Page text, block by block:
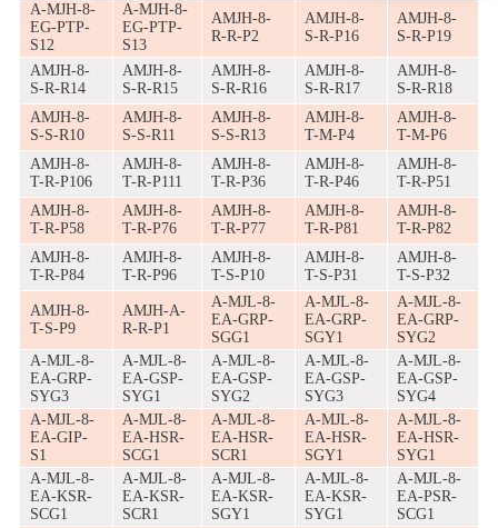
A-MJH-8-
EG-PTP-
S12
A-MJH-8-
EG-PTP-
S13
AMJH-8-
R-R-P2
AMJH-8-
S-R-P16
AMJH-8-
S-R-P19
AMJH-8-
S-R-R14
AMJH-8-
S-R-R15
AMJH-8-
S-R-R16
AMJH-8-
S-R-R17
AMJH-8-
S-R-R18
AMJH-8-
S-S-R10
AMJH-8-
S-S-R11
AMJH-8-
S-S-R13
AMJH-8-
T-M-P4
AMJH-8-
T-M-P6
AMJH-8-
T-R-P106
AMJH-8-
T-R-P111
AMJH-8-
T-R-P36
AMJH-8-
T-R-P46
AMJH-8-
T-R-P51
AMJH-8-
T-R-P58
AMJH-8-
T-R-P76
AMJH-8-
T-R-P77
AMJH-8-
T-R-P81
AMJH-8-
T-R-P82
AMJH-8-
T-R-P84
AMJH-8-
T-R-P96
AMJH-8-
T-S-P10
AMJH-8-
T-S-P31
AMJH-8-
T-S-P32
AMJH-8-
T-S-P9
AMJH-A-
R-R-P1
A-MJL-8-
EA-GRP-
SGG1
A-MJL-8-
EA-GRP-
SGY1
A-MJL-8-
EA-GRP-
SYG2
A-MJL-8-
EA-GRP-
SYG3
A-MJL-8-
EA-GSP-
SYG1
A-MJL-8-
EA-GSP-
SYG2
A-MJL-8-
EA-GSP-
SYG3
A-MJL-8-
EA-GSP-
SYG4
A-MJL-8-
EA-GIP-
S1
A-MJL-8-
EA-HSR-
SCG1
A-MJL-8-
EA-HSR-
SCR1
A-MJL-8-
EA-HSR-
SGY1
A-MJL-8-
EA-HSR-
SYG1
A-MJL-8-
EA-KSR-
SCG1
A-MJL-8-
EA-KSR-
SCR1
A-MJL-8-
EA-KSR-
SGY1
A-MJL-8-
EA-KSR-
SYG1
A-MJL-8-
EA-PSR-
SCG1